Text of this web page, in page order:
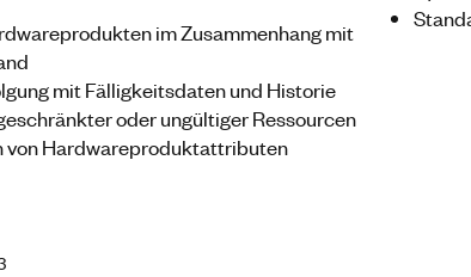
im Zusammenhang mit
mit Fälligkeitsdaten und Historie
oder ungültiger Ressourcen
von Hardwareproduktattributen